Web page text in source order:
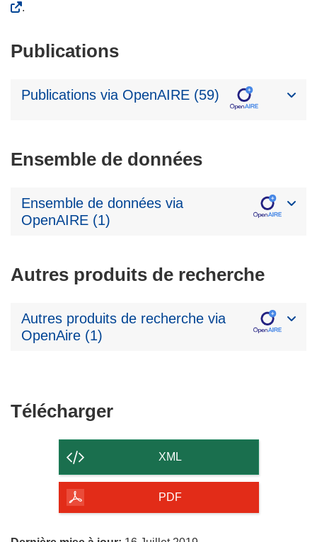
.
Publications
Publications via OpenAIRE (59)
Ensemble de données
Ensemble de données via
OpenAIRE (1)
Autres produits de recherche
Autres produits de recherche via
OpenAire (1)
TéléchargerTélécharger
contenu
de
page
XML
PDF